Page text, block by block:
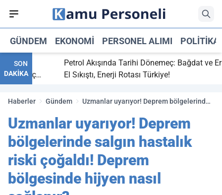
GÜNDEM EKONOMI PERSONEL ALIMI POLITIKA
SON
DAKİKA
maç
Petrol Akışında Tarihi Dönemeç: Bağdat ve Erbil
El Sıkıştı, Enerji Rotası Türkiye!
Haberler Gündem
Uzmanlar uyarıyor! Deprem bölgelerinde
bölgesinde hijyen nasıl sağlanır?
Uzmanlar uyarıyor! Deprem
bölgelerinde salgın hastalık
riski çoğaldı! Deprem
bölgesinde hijyen nasıl